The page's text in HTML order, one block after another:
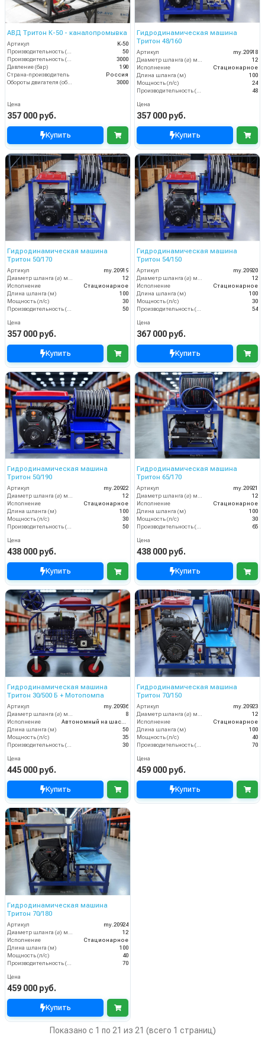
АВД Тритон К-50 - каналопромывка
Артикул
K-50
50
3000
Давление (бар)
190
Страна-производитель
Россия
3000
Цена
357 000 руб.
Купить
Гидродинамическая машина
Тритон 48/160
Артикул
my.20918
12
Исполнение
Стационарное
Длина шланга (м)
100
Мощность (л/с)
24
48
Цена
357 000 руб.
Купить
Гидродинамическая машина
Тритон 50/170
Артикул
my.20919
12
Исполнение
Стационарное
Длина шланга (м)
100
Мощность (л/с)
30
50
Цена
357 000 руб.
Купить
Гидродинамическая машина
Тритон 54/150
Артикул
my.20920
12
Исполнение
Стационарное
Длина шланга (м)
100
Мощность (л/с)
30
54
Цена
367 000 руб.
Купить
Гидродинамическая машина
Тритон 50/190
Артикул
my.20922
Диаметр шланга (⌀) мм:
12
Исполнение
Стационарное
Длина шланга (м)
100
Мощность (л/с)
30
Производительность (л/мин)
50
Цена
438 000 руб.
Купить
Гидродинамическая машина
Тритон 65/170
Артикул
my.20921
Диаметр шланга (⌀) мм:
12
Исполнение
Стационарное
Длина шланга (м)
100
Мощность (л/с)
30
Производительность (л/мин)
65
Цена
438 000 руб.
Купить
Гидродинамическая машина
Тритон 30/500 Б + Мотопомпа
Артикул
my.20936
8
Исполнение
Длина шланга (м)
50
Мощность (л/с)
35
30
Цена
445 000 руб.
Купить
Гидродинамическая машина
Тритон 70/150
Артикул
my.20923
12
Исполнение
Стационарное
Длина шланга (м)
100
Мощность (л/с)
40
70
Цена
459 000 руб.
Купить
Гидродинамическая машина
Тритон 70/180
Артикул
my.20924
12
Исполнение
Стационарное
Длина шланга (м)
100
Мощность (л/с)
40
70
Цена
459 000 руб.
Купить
Показано с 1 по 21 из 21 (всего 1 страниц)